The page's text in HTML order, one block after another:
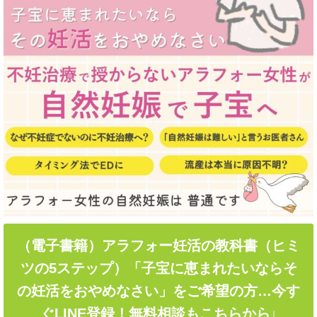
（電子書籍）アラフォー妊活の教科書（ヒミ
ツの5ステップ）「子宝に恵まれたいならそ
の妊活をおやめなさい」をご希望の方…今す
ぐLINE登録！無料相談もこちらから↓